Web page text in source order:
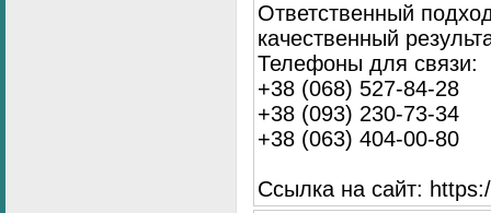
Ответственный
качественный
Телефоны для связи:
+38 (068) 527-84-28
+38 (093) 230-73-34
+38 (063) 404-00-80
Ссылка на сайт: